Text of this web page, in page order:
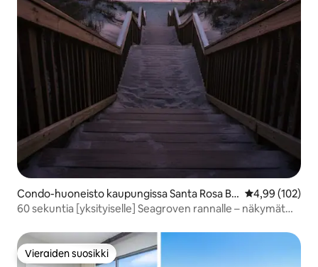
Condo-huoneisto kaupungissa Santa Rosa Be
ach
4,99 (102)
60 sekuntia [yksityiselle] Seagroven rannalle – näkymät
Vieraiden suosikki
Vieraiden suosikki